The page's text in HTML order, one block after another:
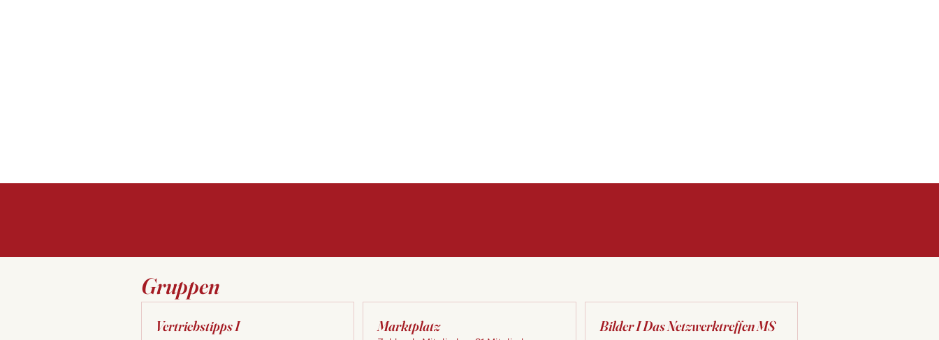
Gruppen
Vertriebstipps I
Marktplatz
Bilder I Das Netzwerktreffen MS